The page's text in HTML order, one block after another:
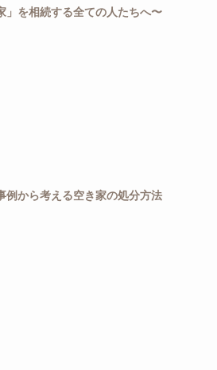
」を相続する全ての人たちへ〜
から考える空き家の処分方法